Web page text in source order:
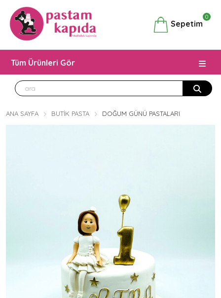
Sepetim
0
Tüm Ürünleri Gör
ANA SAYFA BUTIK PASTA DOĞUM GÜNÜ PASTALARI